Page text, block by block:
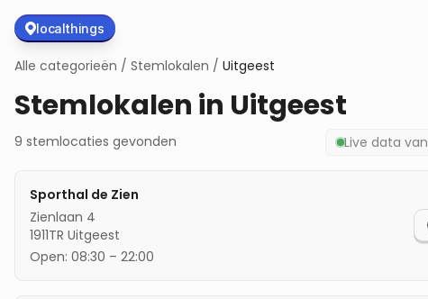
localthings
Alle categorieën / Stemlokalen / Uitgeest
Stemlokalen in Uitgeest
9 stemlocaties gevonden Live data van
Sporthal de Zien
Zienlaan 4
1911TR Uitgeest
Open: 08:30 – 22:00